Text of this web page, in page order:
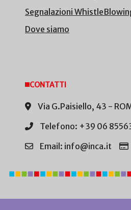
Segnalazioni
Dove siamo
CONTATTI
Via G.Paisiello, 43 -
Telefono: +39 06
Email: info@inca.it